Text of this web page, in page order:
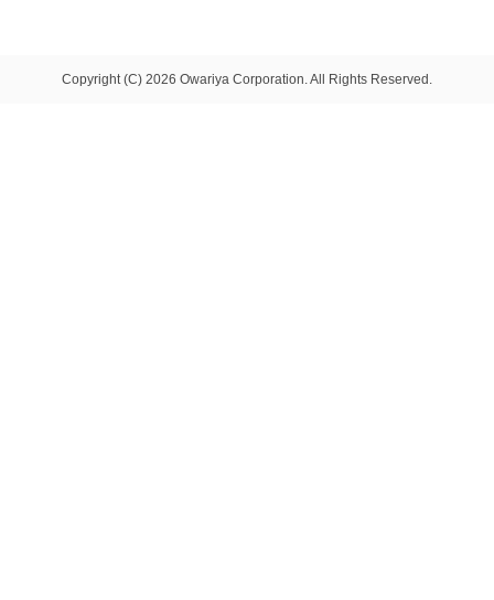
Copyright (C) 2026 Owariya Corporation. All Rights Reserved.